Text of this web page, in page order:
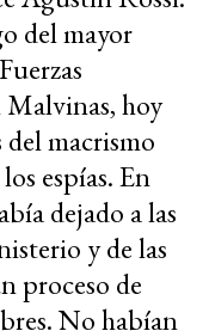
del mayor
Malvinas, hoy
del macrismo
espías. En
dejado a las
y de las
proceso de
No habían